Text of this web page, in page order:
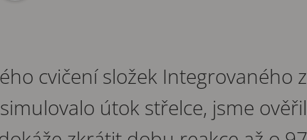
cvičení složek Integrovaného
útok střelce, jsme